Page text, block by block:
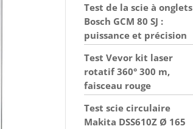
Test de la scie à onglets
Bosch GCM 80 SJ :
puissance et précision
Test Vevor kit laser
rotatif 360° 300 m,
faisceau rouge
Test scie circulaire
Makita DSS610Z Ø 165